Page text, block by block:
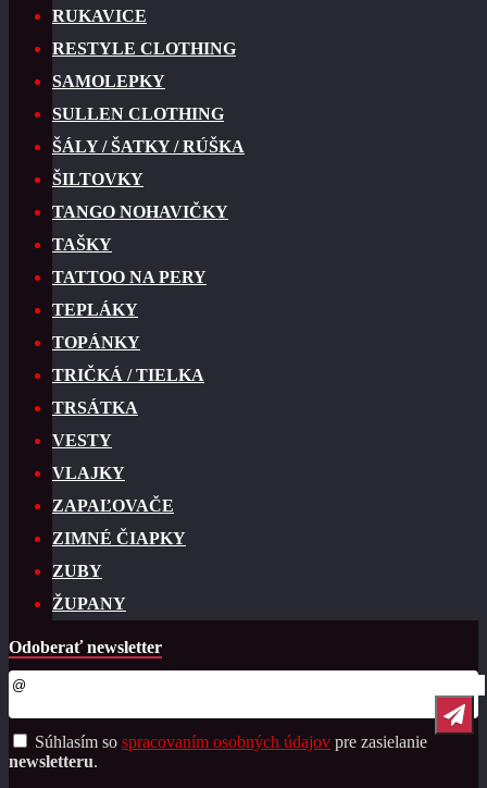
RUKAVICE
RESTYLE CLOTHING
SAMOLEPKY
SULLEN CLOTHING
ŠÁLY / ŠATKY / RÚŠKA
ŠILTOVKY
TANGO NOHAVIČKY
TAŠKY
TATTOO NA PERY
TEPLÁKY
TOPÁNKY
TRIČKÁ / TIELKA
TRSÁTKA
VESTY
VLAJKY
ZAPAĽOVAČE
ZIMNÉ ČIAPKY
ZUBY
ŽUPANY
Odoberať newsletter
Súhlasím so spracovaním osobných údajov pre zasielanie
newsletteru.